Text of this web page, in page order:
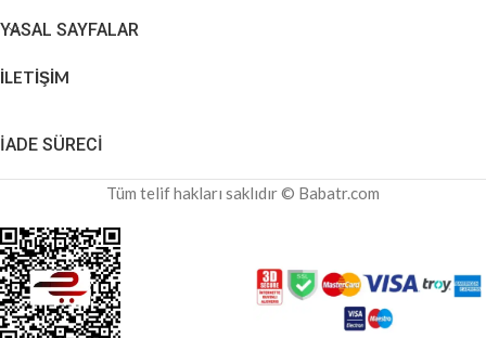
YASAL SAYFALAR
İLETİŞİM
İADE SÜRECİ
Tüm telif hakları saklıdır © Babatr.com